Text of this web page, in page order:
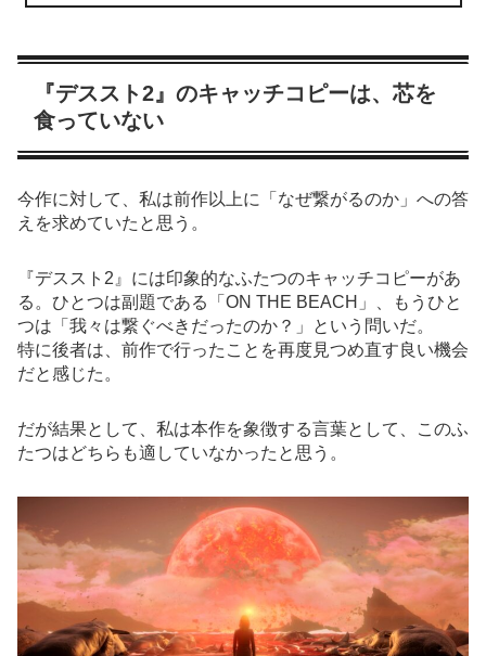
『デススト2』のキャッチコピーは、芯を
食っていない
今作に対して、私は前作以上に「なぜ繋がるのか」への答
えを求めていたと思う。
『デススト2』には印象的なふたつのキャッチコピーがあ
る。ひとつは副題である「ON THE BEACH」、もうひと
つは「我々は繋ぐべきだったのか？」という問いだ。
特に後者は、前作で行ったことを再度見つめ直す良い機会
だと感じた。
だが結果として、私は本作を象徴する言葉として、このふ
たつはどちらも適していなかったと思う。